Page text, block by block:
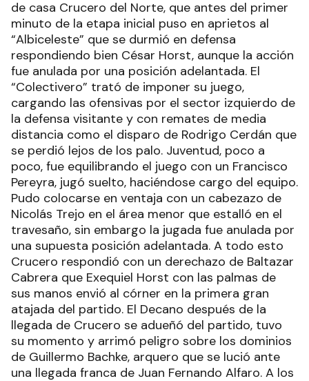
de casa Crucero del Norte, que antes del primer
minuto de la etapa inicial puso en aprietos al
“Albiceleste” que se durmió en defensa
respondiendo bien César Horst, aunque la acción
fue anulada por una posición adelantada. El
“Colectivero” trató de imponer su juego,
cargando las ofensivas por el sector izquierdo de
la defensa visitante y con remates de media
distancia como el disparo de Rodrigo Cerdán que
se perdió lejos de los palo. Juventud, poco a
poco, fue equilibrando el juego con un Francisco
Pereyra, jugó suelto, haciéndose cargo del equipo.
Pudo colocarse en ventaja con un cabezazo de
Nicolás Trejo en el área menor que estalló en el
travesaño, sin embargo la jugada fue anulada por
una supuesta posición adelantada. A todo esto
Crucero respondió con un derechazo de Baltazar
Cabrera que Exequiel Horst con las palmas de
sus manos envió al córner en la primera gran
atajada del partido. El Decano después de la
llegada de Crucero se adueñó del partido, tuvo
su momento y arrimó peligro sobre los dominios
de Guillermo Bachke, arquero que se lució ante
una llegada franca de Juan Fernando Alfaro. A los